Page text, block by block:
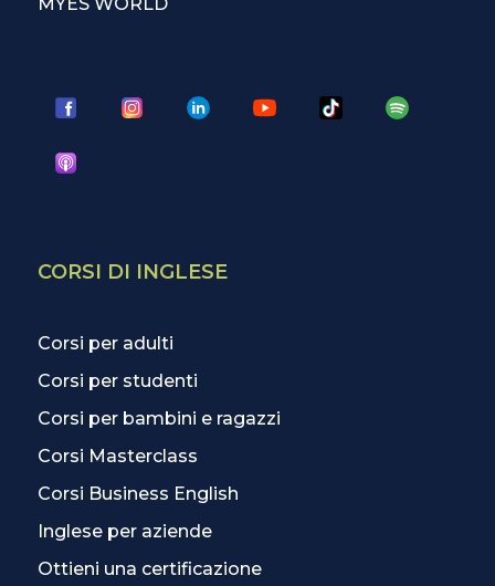
MYES WORLD
CORSI DI INGLESE
Corsi per adulti
Corsi per studenti
Corsi per bambini e ragazzi
Corsi Masterclass
Corsi Business English
Inglese per aziende
Ottieni una certificazione